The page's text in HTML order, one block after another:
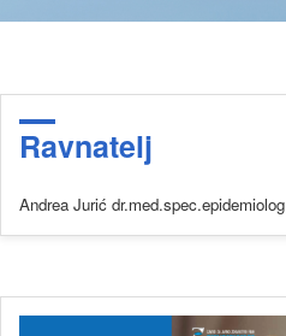
Ravnatelj
Andrea Jurić dr.med.spec.epidemiolog